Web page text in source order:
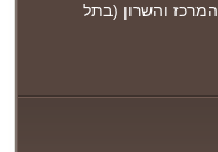
והשרון (בתל